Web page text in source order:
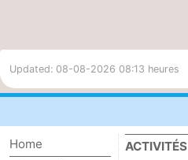
Updated: 08-08-2026 08:13 heures
Home
ACTIVITÉS